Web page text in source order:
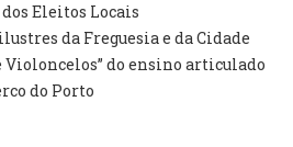
Eleitos Locais
da Freguesia e da Cidade
Violoncelos” do ensino articulado
do Porto